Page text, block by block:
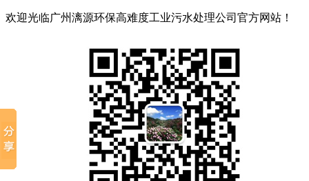
欢迎光临广州漓源环保高难度工业污水处理公司官方网站！